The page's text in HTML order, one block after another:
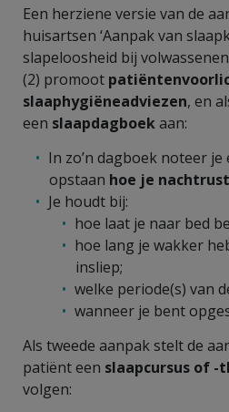
Een herziene versie van de
huisartsen ‘Aanpak van
slapeloosheid bij
(2) promoot
slaaphygiëneadviezen, en
een slaapdagboekaan:
In zo’n dagboek noteer
opstaan hoe je
Je houdt bij:
hoe laat je naar bed
hoe lang je wakker
insliep;
welke periode(s) van
wanneer je bent
Als tweede aanpak stelt de
patiënt een slaapcursus of -
volgen: